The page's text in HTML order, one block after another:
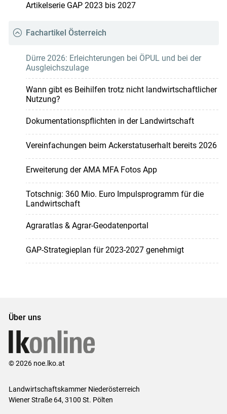
Artikelserie GAP 2023 bis 2027
Fachartikel Österreich
Dürre 2026: Erleichterungen bei ÖPUL und bei der
Ausgleichszulage
Wann gibt es Beihilfen trotz nicht landwirtschaftlicher
Nutzung?
Dokumentationspflichten in der Landwirtschaft
Vereinfachungen beim Ackerstatuserhalt bereits 2026
Erweiterung der AMA MFA Fotos App
Totschnig: 360 Mio. Euro Impulsprogramm für die
Landwirtschaft
Agraratlas & Agrar-Geodatenportal
GAP-Strategieplan für 2023-2027 genehmigt
Über uns
© 2026 noe.lko.at
Landwirtschaftskammer Niederösterreich
Wiener Straße 64, 3100 St. Pölten